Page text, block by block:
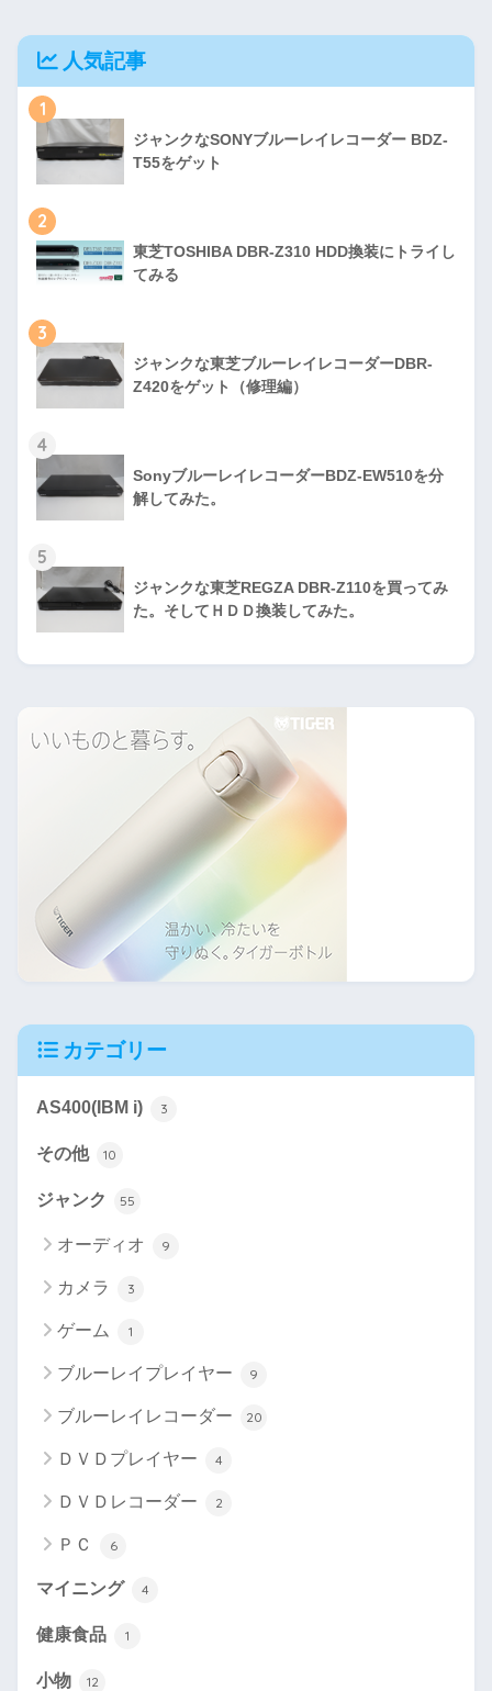
人気記事
1
ジャンクなSONYブルーレイレコーダー BDZ-
T55をゲット
2
東芝TOSHIBA DBR-Z310 HDD換装にトライし
てみる
3
ジャンクな東芝ブルーレイレコーダーDBR-
Z420をゲット（修理編）
4
SonyブルーレイレコーダーBDZ-EW510を分
解してみた。
5
ジャンクな東芝REGZA DBR-Z110を買ってみ
た。そしてＨＤＤ換装してみた。
カテゴリー
AS400(IBM i) 3
その他 10
ジャンク 55
オーディオ 9
カメラ 3
ゲーム 1
ブルーレイプレイヤー 9
ブルーレイレコーダー 20
ＤＶＤプレイヤー 4
ＤＶＤレコーダー 2
ＰＣ 6
マイニング 4
健康食品 1
小物 12